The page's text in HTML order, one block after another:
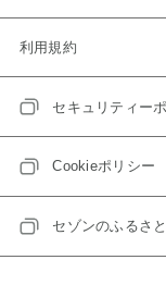
利用規約
セキュリティー
Cookieポリシー
セゾンのふるさ